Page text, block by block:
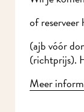
of reserveer
(ajb vóór
(richtprijs).
Meer